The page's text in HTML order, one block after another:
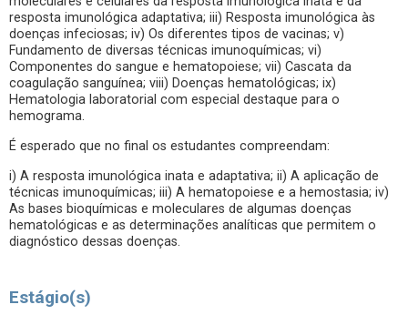
resposta imunológica adaptativa; iii) Resposta imunológica às
doenças infeciosas; iv) Os diferentes tipos de vacinas; v)
Fundamento de diversas técnicas imunoquímicas; vi)
Componentes do sangue e hematopoiese; vii) Cascata da
coagulação sanguínea; viii) Doenças hematológicas; ix)
Hematologia laboratorial com especial destaque para o
hemograma.
É esperado que no final os estudantes compreendam:
i) A resposta imunológica inata e adaptativa; ii) A aplicação de
técnicas imunoquímicas; iii) A hematopoiese e a hemostasia; iv)
As bases bioquímicas e moleculares de algumas doenças
hematológicas e as determinações analíticas que permitem o
diagnóstico dessas doenças.
Estágio(s)